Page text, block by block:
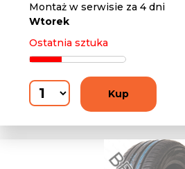
Montaż w serwisie za 4 dni
Wtorek
Ostatnia sztuka
Kup